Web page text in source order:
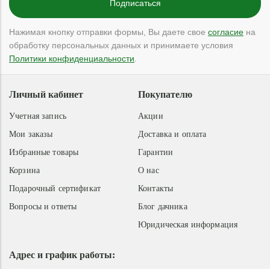
Нажимая кнопку отправки формы, Вы даете свое согласие на
обработку персональных данных и принимаете условия
Политики конфиденциальности
Адрес и график работы:
Покупателю
Акции
Доставка и оплата
Гарантии
О нас
Контакты
Блог дачника
Юридическая информация
Личный кабинет
Учетная запись
Мои заказы
Избранные товары
Корзина
Подарочный сертификат
Вопросы и ответы